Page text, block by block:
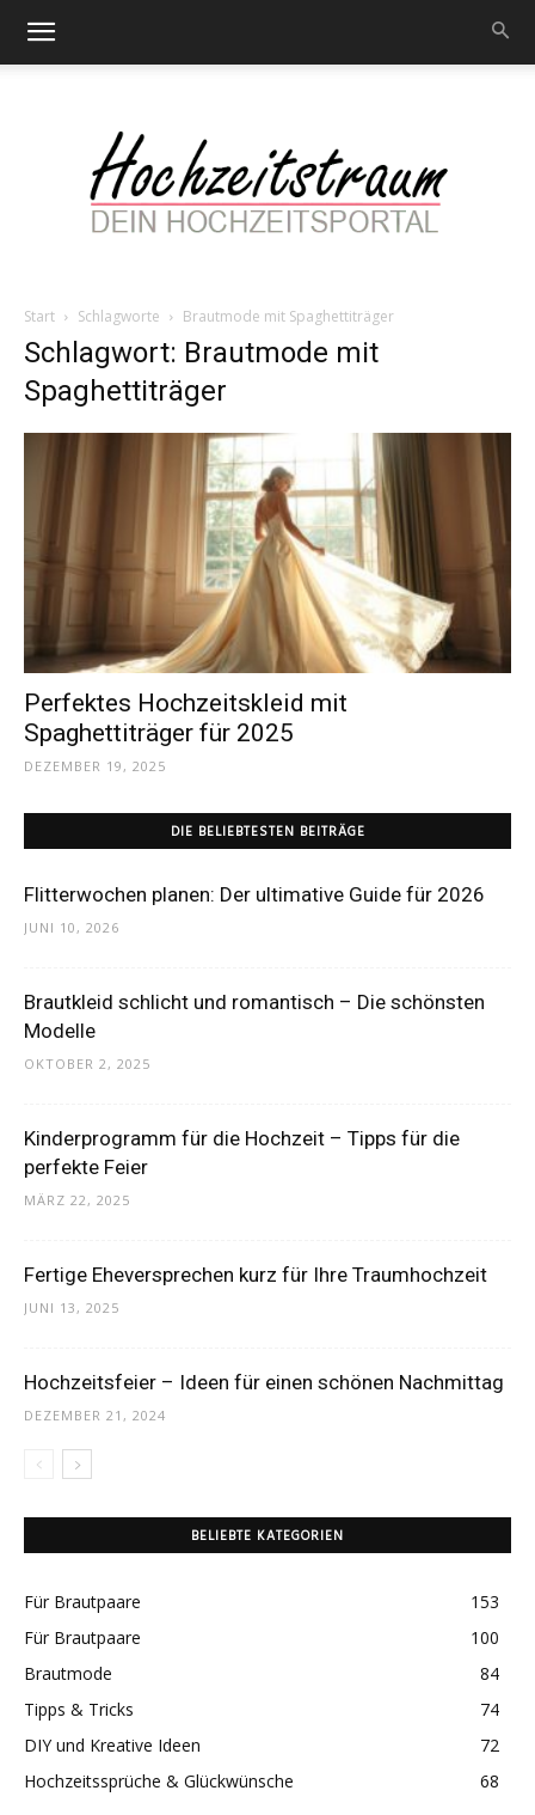
Hochzeitstraum
Dein
Portal
Start Schlagworte Brautmode mit Spaghettiträger
Schlagwort: Brautmode mit
Spaghettiträger
Perfektes Hochzeitskleid mit
Spaghettiträger für 2025
DEZEMBER 19, 2025
DIE BELIEBTESTEN BEITRÄGE
Flitterwochen planen: Der ultimative Guide für 2026
JUNI 10, 2026
Brautkleid schlicht und romantisch – Die schönsten
Modelle
OKTOBER 2, 2025
Kinderprogramm für die Hochzeit – Tipps für die
perfekte Feier
MÄRZ 22, 2025
Fertige Eheversprechen kurz für Ihre Traumhochzeit
JUNI 13, 2025
Hochzeitsfeier – Ideen für einen schönen Nachmittag
DEZEMBER 21, 2024
BELIEBTE KATEGORIEN
Für Brautpaare
153
Für Brautpaare
100
Brautmode
84
Tipps & Tricks
74
DIY und Kreative Ideen
72
Hochzeitssprüche & Glückwünsche
68